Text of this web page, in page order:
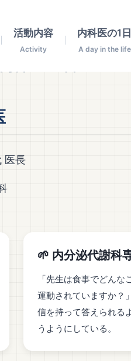
活動内容
Activity
内科医の1日
A day in the life
医長
🌱 内分泌代謝科
「先生は食事でどん
運動されていますか？
信を持って答えられる
うようにしている。